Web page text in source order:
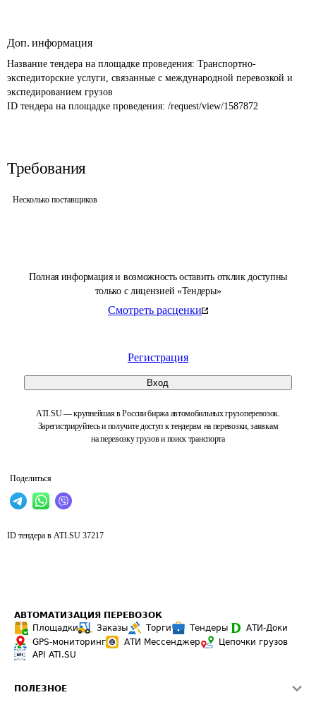
Полная информация и возможность оставить отклик доступны
только с лицензией «Тендеры»
Смотреть расценки
Регистрация
Вход
ATI.SU — крупнейшая в России биржа автомобильных грузоперевозок.
Зарегистрируйтесь и получите доступ к тендерам на перевозки, заявкам
на перевозку грузов и поиск транспорта
Поделиться
Доп. информация
Название тендера на площадке проведения: Транспортно-
экспедиторские услуги, связанные с международной перевозкой и
экспедированием грузов
ID тендера на площадке проведения: /request/view/1587872
Требования
Несколько поставщиков
ID тендера в ATI.SU 37217
АВТОМАТИЗАЦИЯ ПЕРЕВОЗОК
Площадки
Заказы Торги Тендеры
АТИ-Доки
GPS-мониторинг
АТИ Мессенджер
Цепочки грузов
API ATI.SU
ПОЛЕЗНОЕ